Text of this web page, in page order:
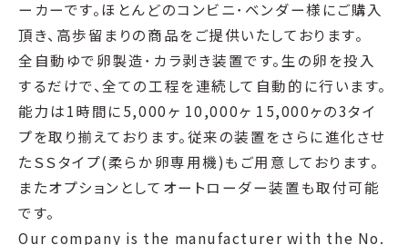
ーカーです。ほとんどのコンビニ･ベンダー様にご購入
頂き、高歩留まりの商品をご提供いたしております。
全自動ゆで卵製造･カラ剥き装置です。生の卵を投入
するだけで、全ての工程を連続して自動的に行います。
能力は1時間に5,000ヶ 10,000ヶ 15,000ヶの3タイ
プを取り揃えております。従来の装置をさらに進化させ
たＳＳタイプ(柔らか卵専用機)もご用意しております。
またオプションとしてオートローダー装置も取付可能
です。
Our company is the manufacturer with the No.